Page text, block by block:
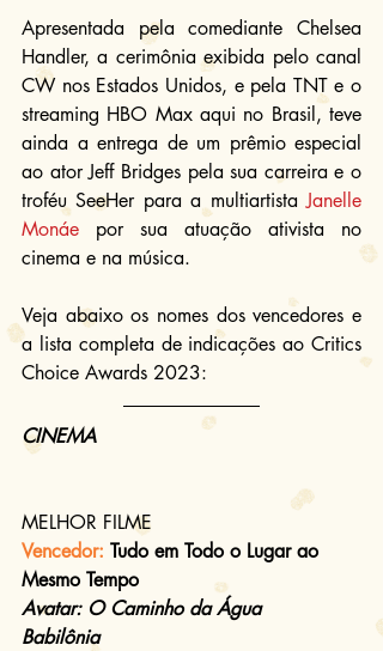
Apresentada pela comediante Chelsea
Handler, a cerimônia exibida pelo canal
CW nos Estados Unidos, e pela TNT e o
streaming HBO Max aqui no Brasil, teve
ainda a entrega de um prêmio especial
ao ator Jeff Bridges pela sua carreira e o
troféu SeeHer para a multiartista Janelle
Monáe por sua atuação ativista no
cinema e na música.
Veja abaixo os nomes dos vencedores e
a lista completa de indicações ao Critics
Choice Awards 2023:
CINEMA
MELHOR FILME
Vencedor: Tudo em Todo o Lugar ao
Mesmo Tempo
Avatar: O Caminho da Água
Babilônia